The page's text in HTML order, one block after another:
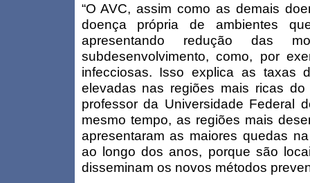
“O AVC, assim como as demais
doença própria de ambientes
apresentando redução das
subdesenvolvimento, como, por
infecciosas. Isso explica as taxas
elevadas nas regiões mais ricas do
professor da Universidade Federal
mesmo tempo, as regiões mais
apresentaram as maiores quedas
ao longo dos anos, porque são
disseminam os novos métodos